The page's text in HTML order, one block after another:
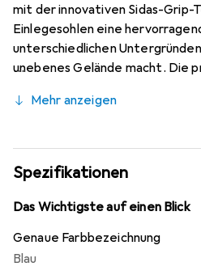
mit der innovativen Sidas-Grip-
Einlegesohlen eine
unterschiedlichen
unebenes Gelände macht. Die
sorgt für ein angenehmes
gleichzeitig robust, was ihre
Mikroperforationen auf der
Ableitung von Feuchtigkeit und
Blasenbildung. Diese vielseitigen
für Trailrunning-Schuhe geeignet.
Mehr anzeigen
Spezifikationen
Das Wichtigste auf einen Blick
Genaue Farbbezeichnung
Blau